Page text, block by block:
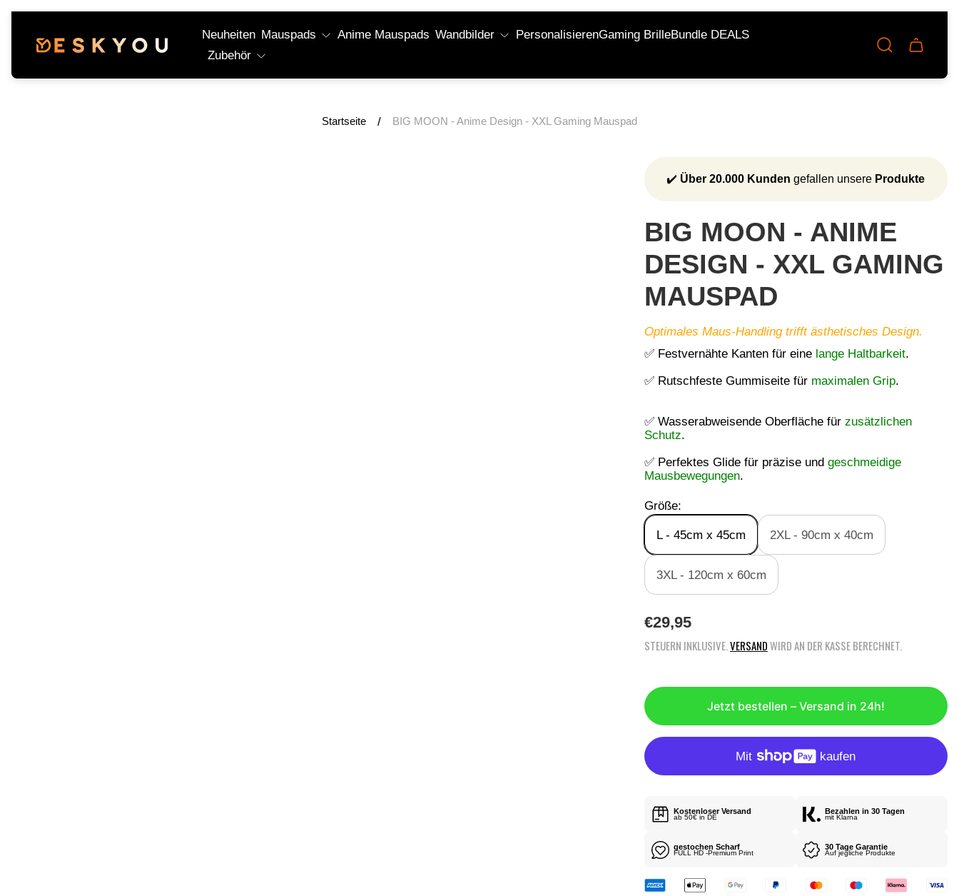
Laden-
Logo"
Neuheiten Mauspads Anime Mauspads Wandbilder PersonalisierenGaming BrilleBundle DEALS
Zubehör
Wagens.
Startseite / BIG MOON - Anime Design - XXL Gaming Mauspad
✔️ Über 20.000 Kunden gefallen unsere Produkte
BIG MOON - ANIME
DESIGN - XXL GAMING
MAUSPAD
Optimales Maus-Handling trifft ästhetisches Design.
✅ Festvernähte Kanten für eine lange Haltbarkeit.
✅ Rutschfeste Gummiseite für maximalen Grip.
✅ Wasserabweisende Oberfläche für zusätzlichen
Schutz.
✅ Perfektes Glide für präzise und geschmeidige
Mausbewegungen.
Größe:
L - 45cm x 45cm 2XL - 90cm x 40cm
3XL - 120cm x 60cm
R
E
L
Ä
R
E
R
E
S
€29,95
STEUERN INKLUSIVE. VERSANDWIRD AN DER KASSE BERECHNET.
Jetzt bestellen – Versand in 24h!
Kostenloser Versand
ab 50€ in DE
Bezahlen in 30 Tagen
mit Klarna
gestochen Scharf
FULL HD -Premium Print
30 Tage Garantie
Auf jegliche Produkte